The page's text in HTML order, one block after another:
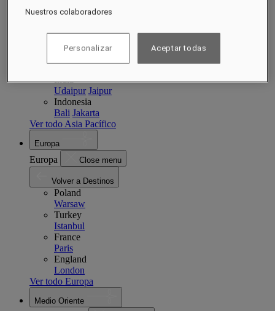
Singapore
Cambodia
Siem Reap Phnom Penh
India
Udaipur Jaipur
Indonesia
Bali Jakarta
Ver todo Asia Pacífico
Europa
Europa Close menu
Volver a Destinos
Poland
Warsaw
Turkey
Istanbul
France
Paris
England
London
Ver todo Europa
Medio Oriente
Nuestros colaboradores
Personalizar Aceptar todas